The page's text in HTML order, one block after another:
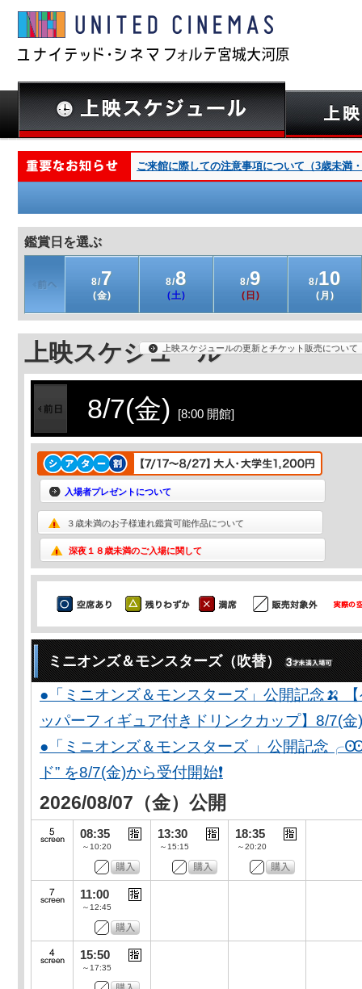
ご来館に際しての注意事項について（3歳未満
鑑賞日を選ぶ
8/7
(金)
8/8
(土)
8/9
(日)
8/10
(月)
上映スケジュール上映スケジュールの更新とチケット販売について
8/7(金) [8:00 開館]
入場者プレゼントについて
３歳未満のお子様連れ鑑賞可能作品について
深夜１８歳未満のご入場に関して
ミニオンズ＆モンスターズ（吹替）
●「ミニオンズ＆モンスターズ」公開記念🍌
ッパーフィギュア付きドリンクカップ】8/7(金
●「ミニオンズ＆モンスターズ 」公開記念
ド” を8/7(金)から受付開始❗️
2026/08/07（金）公開
08:35
～10:20
13:30
～15:15
18:35
～20:20
11:00
～12:45
15:50
～17:35